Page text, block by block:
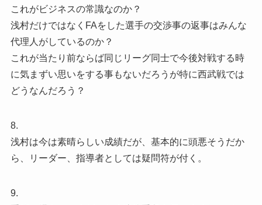
これがビジネスの常識なのか？
浅村だけではなくFAをした選手の交渉事の返事はみんな
代理人がしているのか？
これが当たり前ならば同じリーグ同士で今後対戦する時
に気まずい思いをする事もないだろうが特に西武戦では
どうなんだろう？
8.
浅村は今は素晴らしい成績だが、基本的に頭悪そうだか
ら、リーダー、指導者としては疑問符が付く。
9.